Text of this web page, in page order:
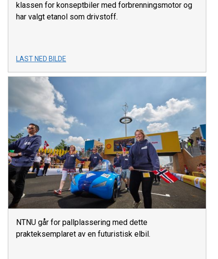
klassen for konseptbiler med forbrenningsmotor og
har valgt etanol som drivstoff.
LAST NED BILDE
NTNU går for pallplassering med dette
prakteksemplaret av en futuristisk elbil.